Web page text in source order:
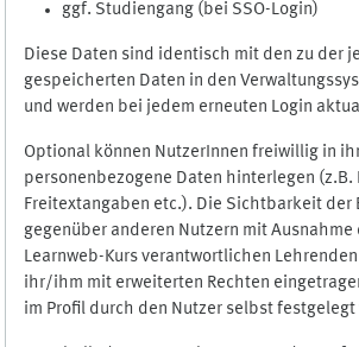
ggf. Studiengang (bei SSO-Login)
Diese Daten sind identisch mit den zu der
gespeicherten Daten in den
und werden bei jedem erneuten Login
Optional können NutzerInnen freiwillig in
personenbezogene Daten hinterlegen
Freitextangaben etc.). Die Sichtbarkeit der
gegenüber anderen Nutzern mit
Learnweb-Kurs verantwortlichen
ihr/ihm mit erweiterten Rechten
im Profil durch den Nutzer selbst festgelegt